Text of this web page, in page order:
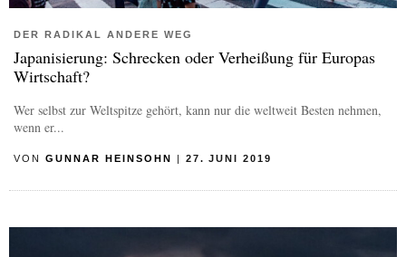
DER RADIKAL ANDERE WEG
Japanisierung: Schrecken oder Verheißung für Europas
Wirtschaft?
Wer selbst zur Weltspitze gehört, kann nur die weltweit Besten nehmen,
wenn er...
VON GUNNAR HEINSOHN | 27. JUNI 2019